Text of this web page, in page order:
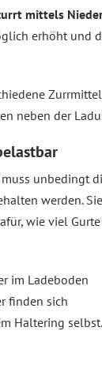
mittels
erhöht und
neben der
unbedingt
werden.
wie viel
im Ladeboden
finden sich
Haltering selbst.